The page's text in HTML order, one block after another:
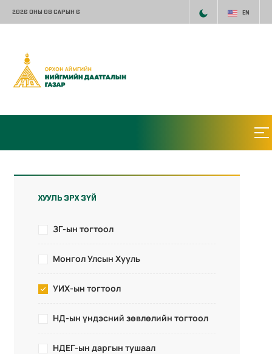
2026 ОНЫ 08 САРЫН 6 EN
ХУУЛЬ ЭРХ ЗҮЙ
ЗГ-ын тогтоол
Монгол Улсын Хууль
УИХ-ын тогтоол
НД-ын үндэсний зөвлөлийн тогтоол
НДЕГ-ын даргын тушаал